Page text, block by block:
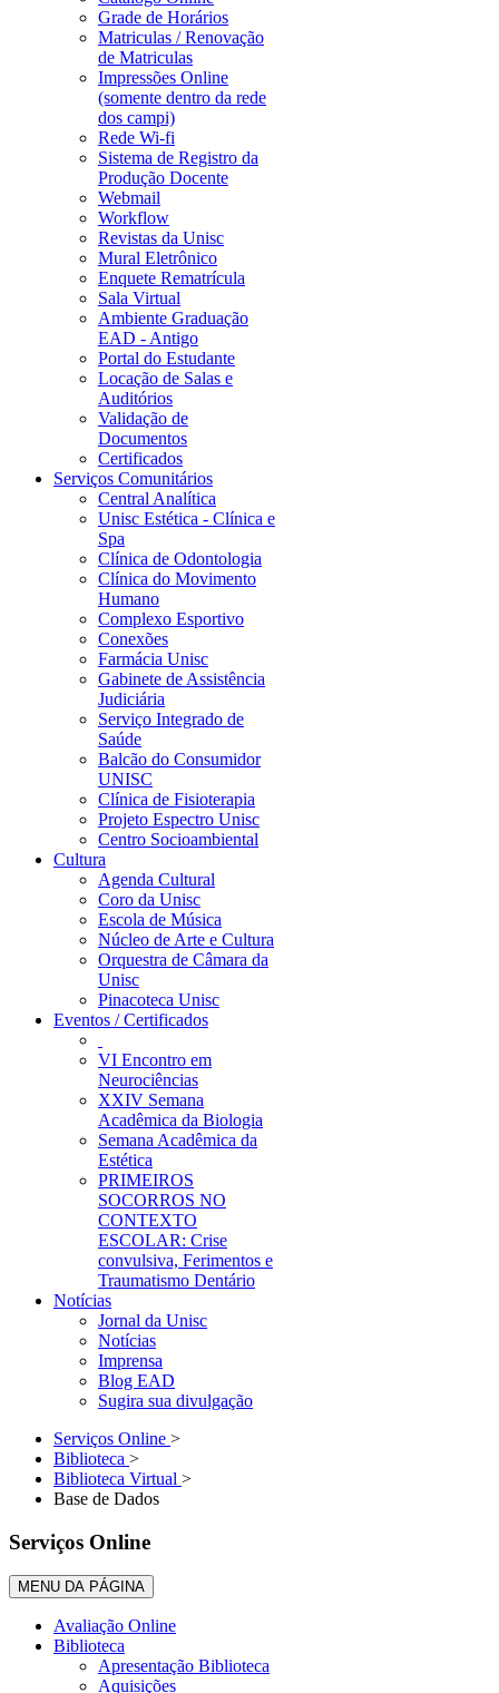
Grade de Horários
Matriculas / Renovação
de Matriculas
Impressões Online
(somente dentro da rede
dos campi)
Rede Wi-fi
Sistema de Registro da
Produção Docente
Webmail
Workflow
Revistas da Unisc
Mural Eletrônico
Enquete Rematrícula
Sala Virtual
Ambiente Graduação
EAD - Antigo
Portal do Estudante
Locação de Salas e
Auditórios
Validação de
Documentos
Certificados
Serviços Comunitários
Central Analítica
Unisc Estética - Clínica e
Spa
Clínica de Odontologia
Clínica do Movimento
Humano
Complexo Esportivo
Conexões
Farmácia Unisc
Gabinete de Assistência
Judiciária
Serviço Integrado de
Saúde
Balcão do Consumidor
UNISC
Clínica de Fisioterapia
Projeto Espectro Unisc
Centro Socioambiental
Cultura
Agenda Cultural
Coro da Unisc
Escola de Música
Núcleo de Arte e Cultura
Orquestra de Câmara da
Unisc
Pinacoteca Unisc
Eventos / Certificados
VI Encontro em
Neurociências
XXIV Semana
Acadêmica da Biologia
Semana Acadêmica da
Estética
PRIMEIROS
SOCORROS NO
CONTEXTO
ESCOLAR: Crise
convulsiva, Ferimentos e
Traumatismo Dentário
Notícias
Jornal da Unisc
Notícias
Imprensa
Blog EAD
Sugira sua divulgação
Serviços Online >
Biblioteca >
Biblioteca Virtual >
Base de Dados
Serviços Online
MENU DA PÁGINA
Avaliação Online
Biblioteca
Apresentação Biblioteca
Aquisições